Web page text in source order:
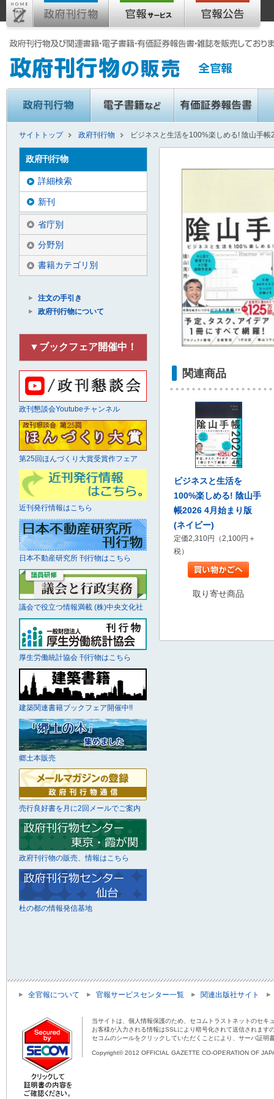
サイトトップ 政府刊行物 ビジネスと生活を100%楽しめる! 陰山手
関連商品
ビジネスと生活を
100%楽しめる! 陰山手
帳2026 4月始まり版
(ネイビー)
定価2,310円（2,100円＋
税）
取り寄せ商品
政府刊行物
詳細検索
新刊
省庁別
分野別
書籍カテゴリ別
注文の手引き
政府刊行物について
▼ブックフェア開催中！
政刊懇談会Youtubeチャンネル
第25回ほんづくり大賞受賞作フェア
近刊発行情報はこちら
日本不動産研究所 刊行物はこちら
議会で役立つ情報満載 (株)中央文化社
厚生労働統計協会 刊行物はこちら
建築関連書籍ブックフェア開催中!!
郷土本販売
売行良好書を月に2回メールでご案内
政府刊行物の販売、情報はこちら
杜の都の情報発信基地
全官報について 官報サービスセンター一覧 関連出版社サイト
当サイトは、個人情報保護のため、セコムトラストネットのセキ
お客様が入力される情報はSSLにより暗号化されて送信されま
セコムのシールをクリックしていただくことにより、サーバ証明
Copyright© 2012 OFFICIAL GAZETTE CO-OPERATION OF